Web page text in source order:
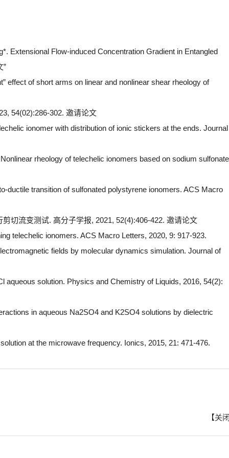
Extensional Flow-induced Concentration Gradient in Entangled
”
effect of short arms on linear and nonlinear shear rheology of
54(02):286-302. 邀请论文
ionomer with distribution of ionic stickers at the ends.
rheology of telechelic ionomers based on sodium sulfonate
ductile transition of sulfonated polystyrene ionomers. ACS Macro
切流变测试. 高分子学报, 2021, 52(4):406-422. 邀请论文
telechelic ionomers. ACS Macro Letters, 2020, 9: 917-923.
fields by molecular dynamics simulation. Journal of
aqueous solution. Physics and Chemistry of Liquids, 2016, 54(2):
in aqueous Na2SO4 and K2SO4 solutions by dielectric
at the microwave frequency. Ionics, 2015, 21: 471-476.
【关